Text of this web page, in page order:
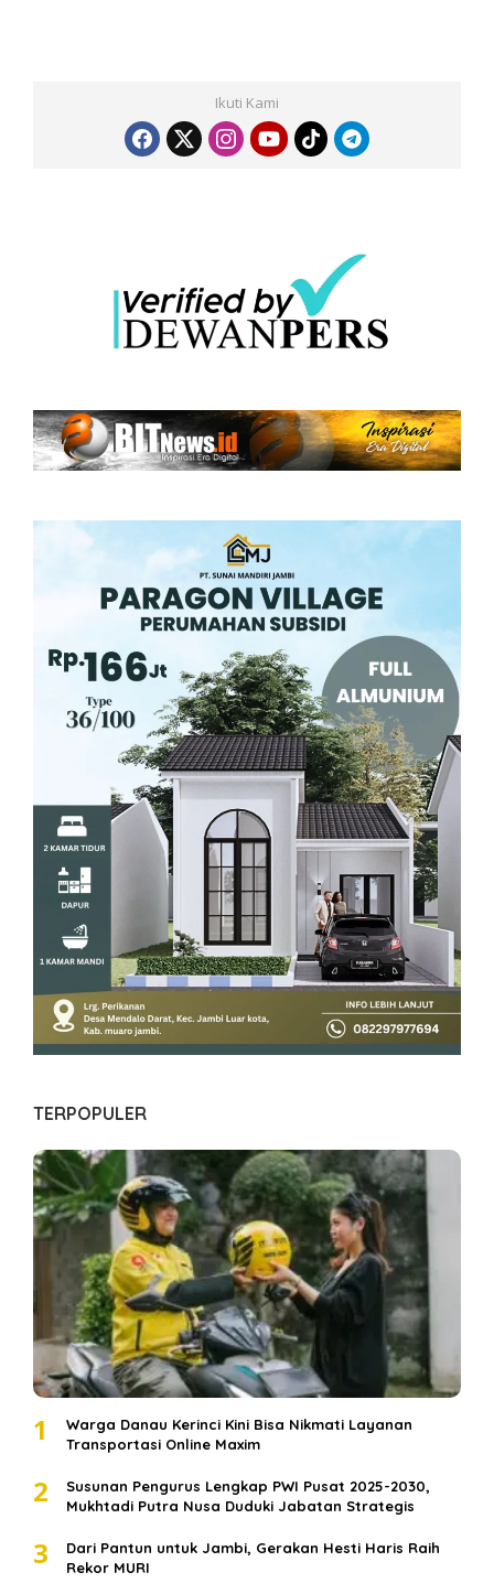
Ikuti Kami
TERPOPULER
1
Warga Danau Kerinci Kini Bisa Nikmati Layanan
Transportasi Online Maxim
2
Susunan Pengurus Lengkap PWI Pusat 2025-2030,
Mukhtadi Putra Nusa Duduki Jabatan Strategis
3
Dari Pantun untuk Jambi, Gerakan Hesti Haris Raih
Rekor MURI